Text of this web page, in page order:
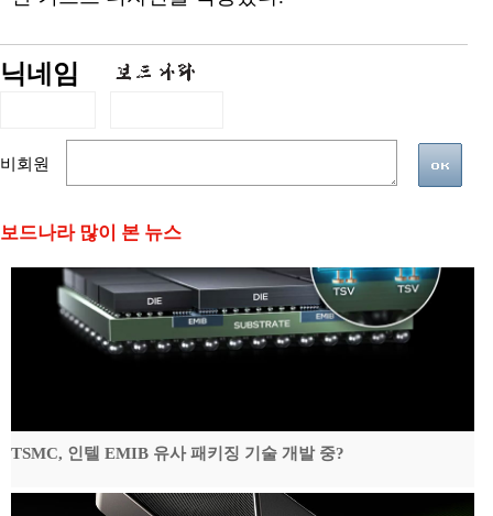
닉네임
비회원
보드나라 많이 본 뉴스
TSMC, 인텔 EMIB 유사 패키징 기술 개발 중?